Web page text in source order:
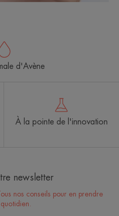
d'Avène
À la pointe de l'innovation
newsletter
nos conseils pour en prendre